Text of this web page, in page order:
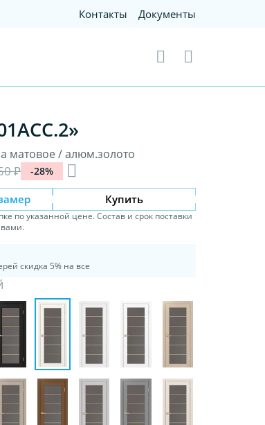
Контакты Документы
матовое / алюм.золото
₽ -28%
Купить
по указанной цене. Состав и срок поставки
вами.
скидка 5% на все